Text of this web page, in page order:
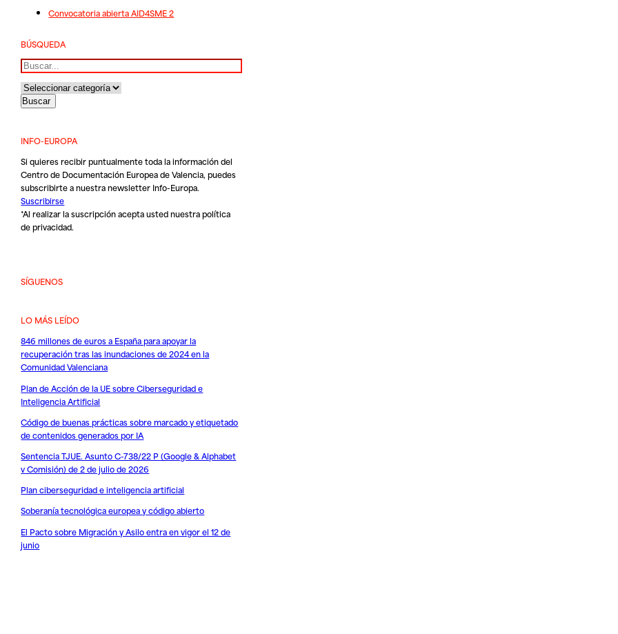
Convocatoria abierta AID4SME 2
BÚSQUEDA
Buscar
INFO-EUROPA
Si quieres recibir puntualmente toda la información del
Centro de Documentación Europea de Valencia, puedes
subscribirte a nuestra newsletter Info-Europa.
Suscribirse
*Al realizar la suscripción acepta usted nuestrapolítica
de privacidad.
SÍGUENOS
LO MÁS LEÍDO
846 millones de euros a España para apoyar la
recuperación tras las inundaciones de 2024 en la
Comunidad Valenciana
Plan de Acción de la UE sobre Ciberseguridad e
Inteligencia Artificial
Código de buenas prácticas sobre marcado y etiquetado
de contenidos generados por IA
Sentencia TJUE. Asunto C-738/22 P (Google & Alphabet
v Comisión) de 2 de julio de 2026
Plan ciberseguridad e inteligencia artificial
Soberanía tecnológica europea y código abierto
El Pacto sobre Migración y Asilo entra en vigor el 12 de
junio